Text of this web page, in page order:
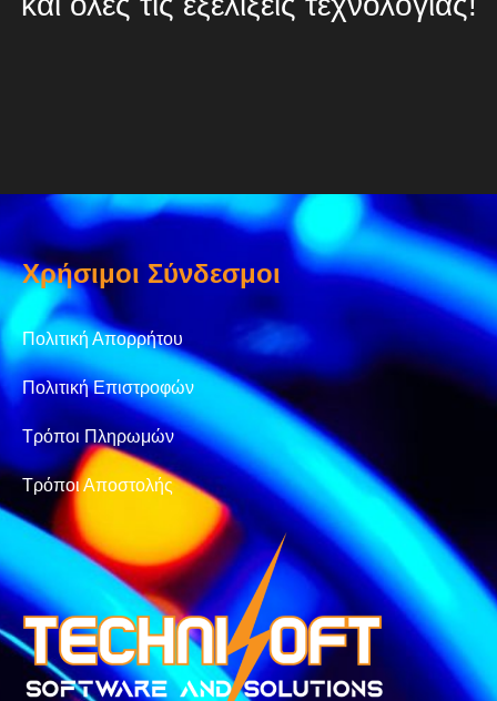
Χρήσιμοι Σύνδεσμοι
Πολιτική Απορρήτου
Πολιτική Επιστροφών
Τρόποι Πληρωμών
Τρόποι Αποστολής